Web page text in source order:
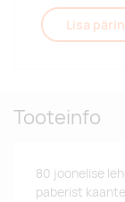
Lisa
Tooteinfo
80 joonelise
paberist